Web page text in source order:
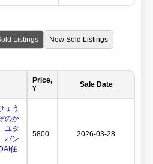
Listings New Sold Listings
Price,
¥
Sale Date
ょう
のか
ユタ
ン
任
5800 2026-03-28